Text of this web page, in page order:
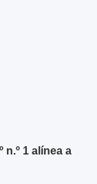
1 alínea a